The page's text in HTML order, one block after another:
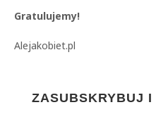
Gratulujemy!
Alejakobiet.pl
ZASUBSKRYBUJ